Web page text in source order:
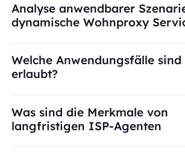
Analyse anwendbarer
dynamische Wohnproxy
Welche Anwendungsfälle
erlaubt?
BestProxy unterstützt keinen
Was sind die Merkmale von
langfristigen ISP-Agenten